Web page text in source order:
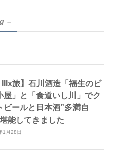
–
IIIx旅】石川酒造「福生のビ
屋」と「食道いし川」でク
ビールと日本酒”多満自
能してきました
1月28日